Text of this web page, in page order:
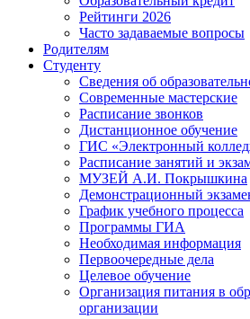
Рейтинги 2026
Часто задаваемые вопросы
Родителям
Студенту
Сведения об
Современные мастерские
Расписание звонков
Дистанционное обучение
ГИС «Электронный
Расписание занятий и
МУЗЕЙ А.И. Покрышкина
Демонстрационный
График учебного процесса
Программы ГИА
Необходимая информация
Первоочередные дела
Целевое обучение
Организация питания в
организации